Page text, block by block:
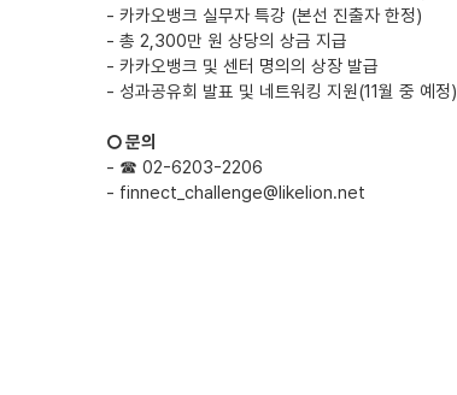
- 카카오뱅크 실무자 특강 (본선 진출자 한정)
- 총 2,300만 원 상당의 상금 지급
- 카카오뱅크 및 센터 명의의 상장 발급
- 성과공유회 발표 및 네트워킹 지원(11월 중 예정)
○ 문의
- ☎ 02-6203-2206
- finnect_challenge@likelion.net